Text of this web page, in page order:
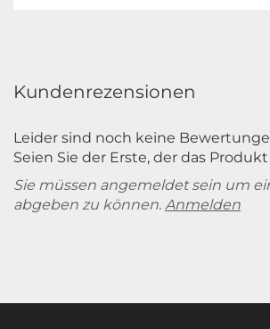
Kundenrezensionen
Leider sind noch keine
Seien Sie der Erste, der das
Sie müssen angemeldet sein um
abgeben zu können. Anmelden